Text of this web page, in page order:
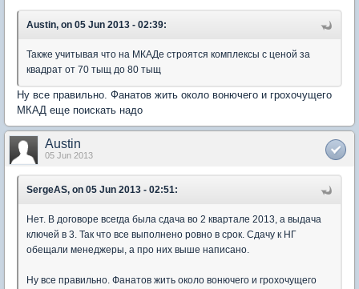
Austin, on 05 Jun 2013 - 02:39:
Также учитывая что на МКАДе строятся комплексы с ценой за
квадрат от 70 тыщ до 80 тыщ
Ну все правильно. Фанатов жить около вонючего и грохочущего
МКАД еще поискать надо
Austin
05 Jun 2013
SergeAS, on 05 Jun 2013 - 02:51:
Нет. В договоре всегда была сдача во 2 квартале 2013, а выдача
ключей в 3. Так что все выполнено ровно в срок. Сдачу к НГ
обещали менеджеры, а про них выше написано.
Ну все правильно. Фанатов жить около вонючего и грохочущего